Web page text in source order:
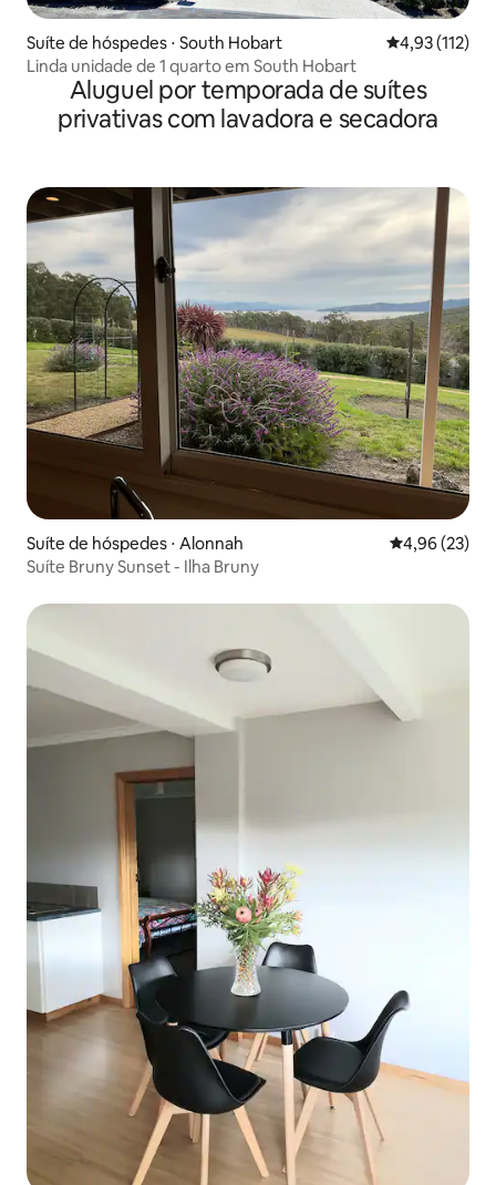
Suíte de hóspedes ⋅ South Hobart 4,93 de uma
4,93 (112)
Linda unidade de 1 quarto em South Hobart
Aluguel por temporada de suítes
privativas com lavadora e secadora
Suíte de hóspedes ⋅ Alonnah 4,96 de uma
4,96 (23)
Suíte Bruny Sunset - Ilha Bruny